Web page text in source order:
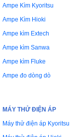
Ampe Kìm Kyoritsu
Ampe Kìm Hioki
Ampe kìm Extech
Ampe kìm Sanwa
Ampe kìm Fluke
Ampe đo dòng dò
MÁY THỬ ĐIỆN ÁP
Máy thử điện áp Kyoritsu